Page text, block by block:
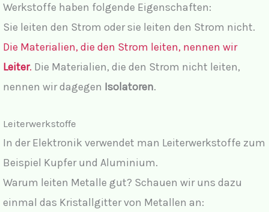
Werkstoffe haben folgende Eigenschaften:
Sie leiten den Strom oder sie leiten den Strom nicht.
Die Materialien, die den Strom leiten, nennen wir
Leiter. Die Materialien, die den Strom nicht leiten,
nennen wir dagegen Isolatoren.
Leiterwerkstoffe
In der Elektronik verwendet man Leiterwerkstoffe zum
Beispiel Kupfer und Aluminium.
Warum leiten Metalle gut? Schauen wir uns dazu
einmal das Kristallgitter von Metallen an: